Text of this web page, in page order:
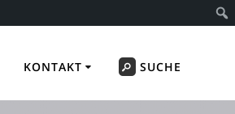
KONTAKT SUCHE